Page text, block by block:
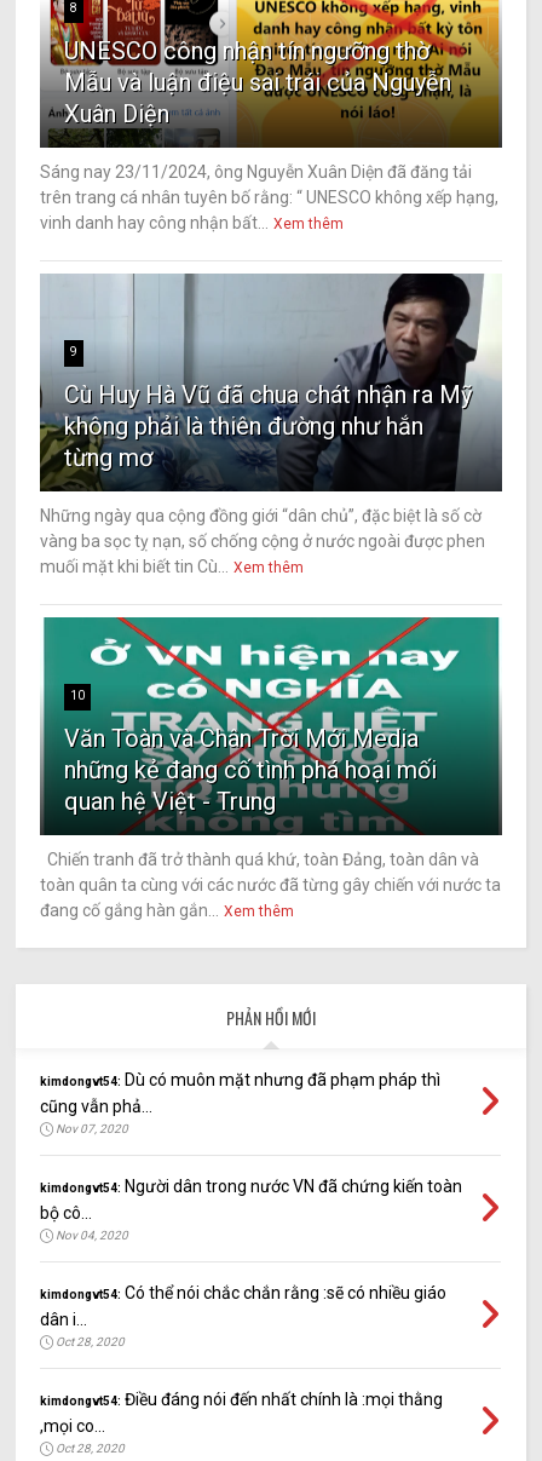
8
UNESCO công nhận tín ngưỡng thờ
Mẫu và luận điệu sai trái của Nguyễn
Xuân Diện
Sáng nay 23/11/2024, ông Nguyễn Xuân Diện đã đăng tải
trên trang cá nhân tuyên bố rằng: “ UNESCO không xếp hạng,
vinh danh hay công nhận bất...
Xem thêm
9
Cù Huy Hà Vũ đã chua chát nhận ra Mỹ
không phải là thiên đường như hắn
từng mơ
Những ngày qua cộng đồng giới “dân chủ”, đặc biệt là số cờ
vàng ba sọc tỵ nạn, số chống cộng ở nước ngoài được phen
muối mặt khi biết tin Cù...
Xem thêm
10
Văn Toàn và Chân Trời Mới Media
những kẻ đang cố tình phá hoại mối
quan hệ Việt - Trung
Chiến tranh đã trở thành quá khứ, toàn Đảng, toàn dân và
toàn quân ta cùng với các nước đã từng gây chiến với nước ta
đang cố gắng hàn gắn...
Xem thêm
PHẢN HỒI MỚI
kimdongvt54: Dù có muôn mặt nhưng đã phạm pháp thì
cũng vẫn phả...
Nov 07, 2020
kimdongvt54: Người dân trong nước VN đã chứng kiến toàn
bộ cô...
Nov 04, 2020
kimdongvt54: Có thể nói chắc chắn rằng :sẽ có nhiều giáo
dân i...
Oct 28, 2020
kimdongvt54: Điều đáng nói đến nhất chính là :mọi thằng
,mọi co...
Oct 28, 2020